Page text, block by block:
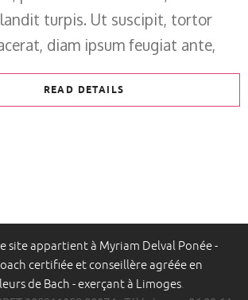
turpis. Ut suscipit, tortor
diam ipsum feugiat ante,
READ DETAILS
site appartient à Myriam Delval Ponée -
certifiée et conseillère agréée en
de Bach - exerçant à Limoges.